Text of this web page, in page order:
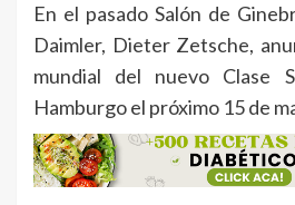
En el pasado Salón de
Daimler, Dieter Zetsche,
mundial del nuevo Clase
Hamburgo el próximo 15 de